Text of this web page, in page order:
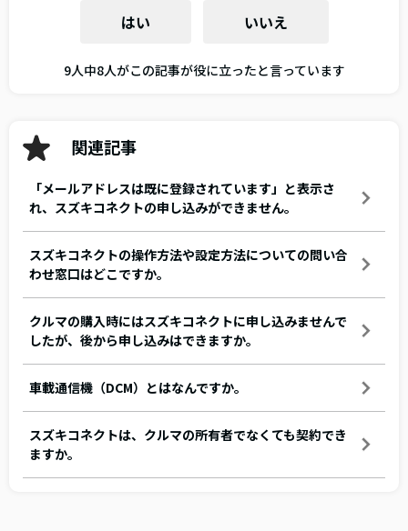
はい いいえ
9人中8人がこの記事が役に立ったと言っています
関連記事
「メールアドレスは既に登録されています」と表示さ
れ、スズキコネクトの申し込みができません。
スズキコネクトの操作方法や設定方法についての問い合
わせ窓口はどこですか。
クルマの購入時にはスズキコネクトに申し込みませんで
したが、後から申し込みはできますか。
車載通信機（DCM）とはなんですか。
スズキコネクトは、クルマの所有者でなくても契約でき
ますか。